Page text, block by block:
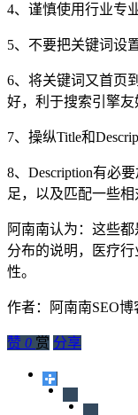
4、谨慎使用行业专
5、不要把关键词设
6、将关键词又首页
好，利于搜索引擎友
7、操纵Title和
8、Description有必
足，以及匹配一些相
阿南南认为：这些
分布的说明，医疗
性。
作者：阿南南SEO博
赞 0 赏 分享